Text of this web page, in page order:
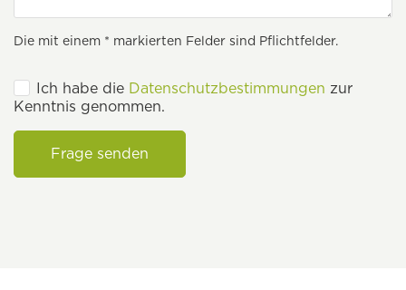
Die mit einem * markierten Felder sind Pflichtfelder.
Ich habe die Datenschutzbestimmungen zur
Kenntnis genommen.
Frage senden